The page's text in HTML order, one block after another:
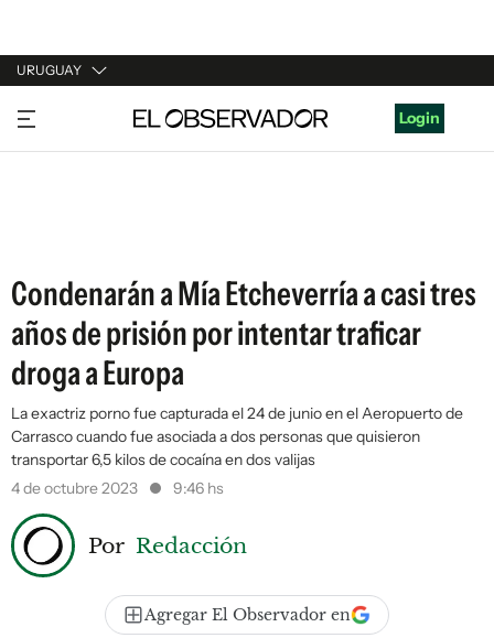
URUGUAY
URUGUAY
ARGENTINA
Login
Condenarán a Mía Etcheverría a casi tres
años de prisión por intentar traficar
droga a Europa
La exactriz porno fue capturada el 24 de junio en el Aeropuerto de
Carrasco cuando fue asociada a dos personas que quisieron
transportar 6,5 kilos de cocaína en dos valijas
4 de octubre 2023
9:46 hs
Por Redacción
Agregar El Observador en